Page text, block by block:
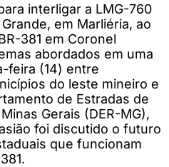
interligar a LMG-760
em Marliéria, ao
381 em Coronel
abordados em uma
feira (14) entre
do leste mineiro e
de Estradas de
Gerais (DER-MG),
foi discutido o futuro
que funcionam